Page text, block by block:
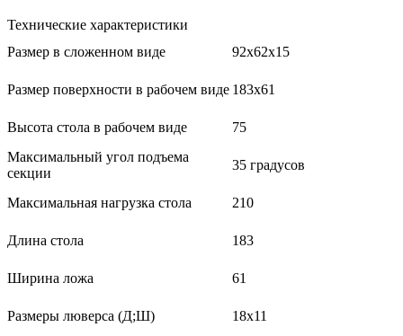
Технические характеристики
Размер в сложенном виде
92х62х15
Размер поверхности в рабочем виде 183х61
Высота стола в рабочем виде
75
Максимальный угол подъема
секции
35 градусов
Максимальная нагрузка стола 210
Длина стола 183
Ширина ложа 61
Размеры люверса (Д;Ш)
18х11